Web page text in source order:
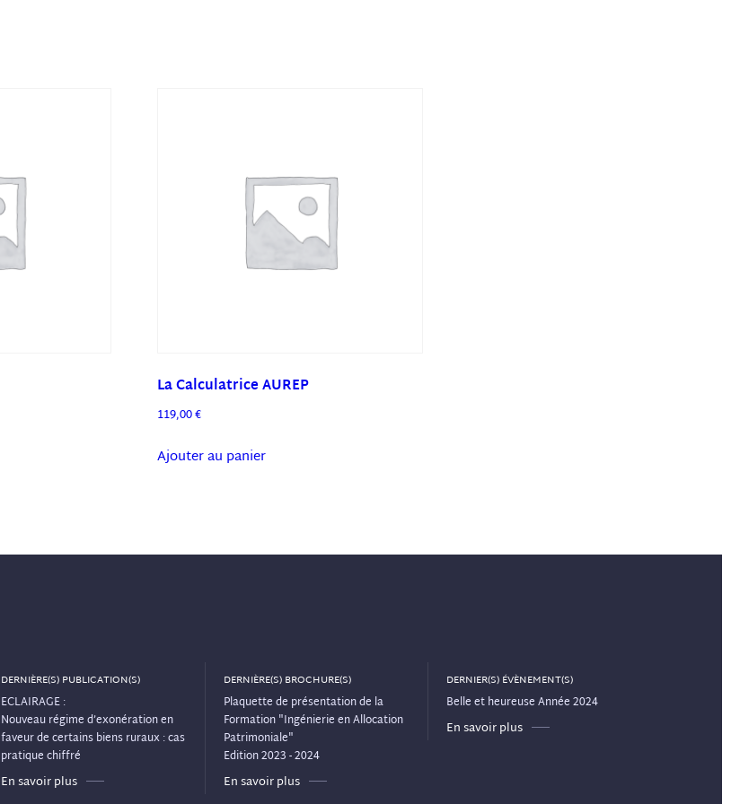
La Calculatrice AUREP
119,00€
Ajouter au panier
DERNIÈRE(S) PUBLICATION(S)
ECLAIRAGE :
Nouveau régime d’exonération en
faveur de certains biens ruraux : cas
pratique chiffré
En savoir plus
DERNIÈRE(S) BROCHURE(S)
Plaquette de présentation de la
Formation "Ingénierie en Allocation
Patrimoniale"
Edition 2023 - 2024
En savoir plus
DERNIER(S) ÉVÈNEMENT(S)
Belle et heureuse Année 2024
En savoir plus